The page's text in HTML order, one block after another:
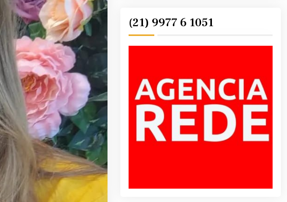
(21) 9977 6 1051